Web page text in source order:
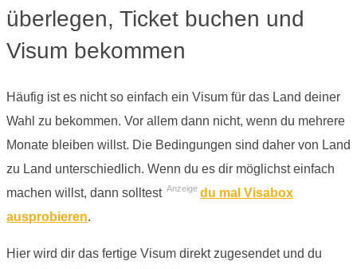
überlegen, Ticket buchen und
Visum bekommen
Häufig ist es nicht so einfach ein Visum für das Land deiner
Wahl zu bekommen. Vor allem dann nicht, wenn du mehrere
Monate bleiben willst. Die Bedingungen sind daher von Land
zu Land unterschiedlich. Wenn du es dir möglichst einfach
machen willst, dann solltest Anzeige du mal Visabox
ausprobieren.
Hier wird dir das fertige Visum direkt zugesendet und du